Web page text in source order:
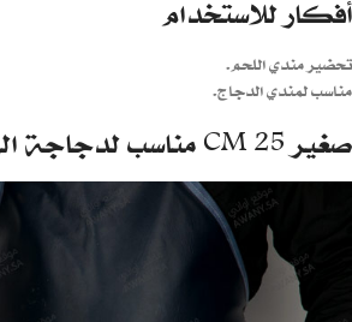
أفكار للاستخدام
تحضير مندي اللحم.
مناسب لمندي الدجاج.
صغير 25 CM مناسب لدجاجة الى دجاجة ونصف